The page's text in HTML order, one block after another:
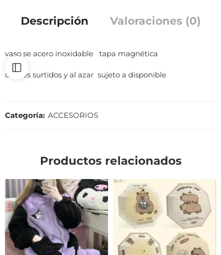
Descripción Valoraciones (0)
vaso se acero inoxidable tapa magnética
colores surtidos y al azar sujeto a disponible
Categoría: ACCESORIOS
Productos relacionados